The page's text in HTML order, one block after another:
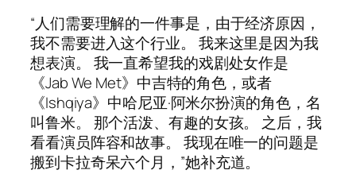
“人们需要理解的一件事是，由于经济原因，
我不需要进入这个行业。 我来这里是因为我
想表演。 我一直希望我的戏剧处女作是
《Jab We Met》中吉特的角色，或者
《Ishqiya》中哈尼亚·阿米尔扮演的角色，名
叫鲁米。 那个活泼、有趣的女孩。 之后，我
看看演员阵容和故事。 我现在唯一的问题是
搬到卡拉奇呆六个月，”她补充道。